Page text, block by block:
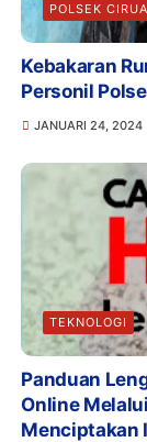
POLSEK
Kebakaran
Personil
JANUARI 24, 2024
TEKNOLOGI
Panduan
Online
Menciptakan